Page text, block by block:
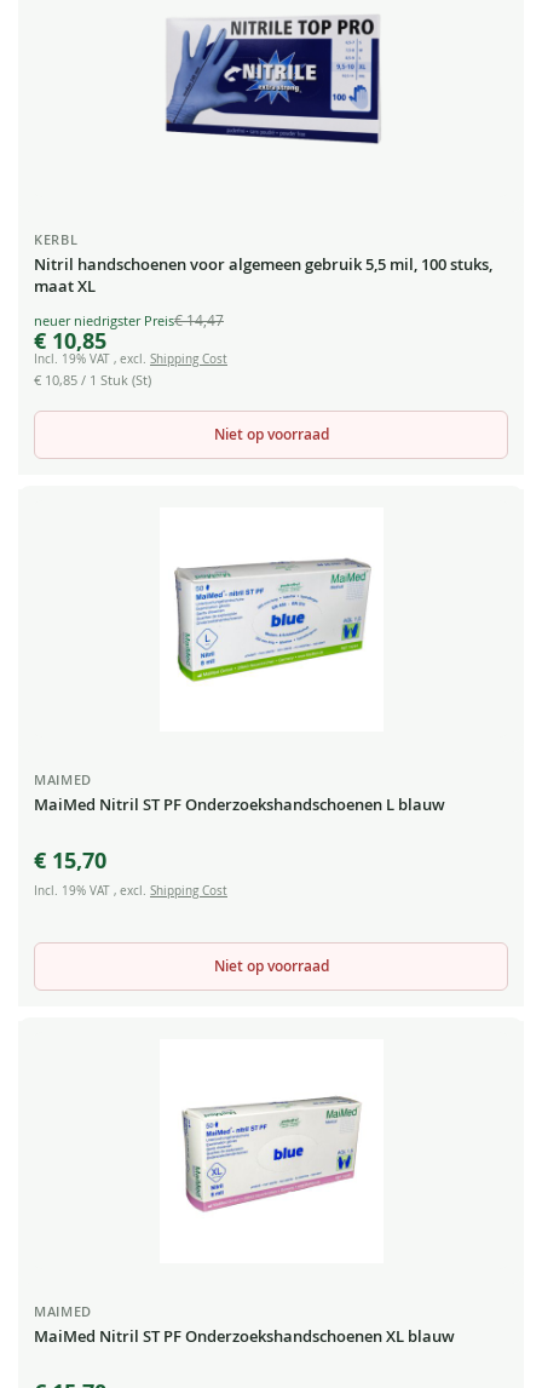
KERBL
Nitril handschoenen voor algemeen gebruik 5,5 mil, 100 stuks,
maat XL
Special
Price
€ 10,85
€ 14,47
Incl. 19% VAT , excl. Shipping Cost
€ 10,85 / 1 Stuk (St)
Niet op voorraad
MAIMED
MaiMed Nitril ST PF Onderzoekshandschoenen L blauw
€ 15,70
Incl. 19% VAT , excl. Shipping Cost
Niet op voorraad
MAIMED
MaiMed Nitril ST PF Onderzoekshandschoenen XL blauw